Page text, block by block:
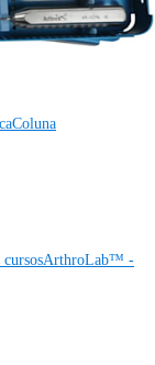
Coluna
ArthroLab™ -